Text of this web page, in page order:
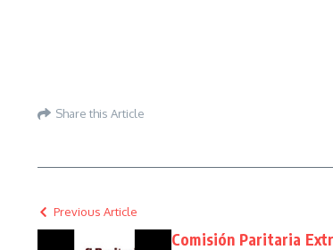
Share this Article
Previous Article
Comisión Paritaria